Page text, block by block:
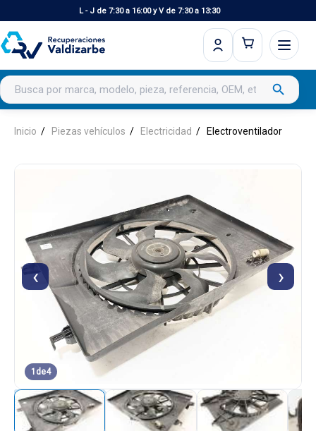
L - J de 7:30 a 16:00 y V de 7:30 a 13:30
Buscar productos search
Inicio Piezas vehículos Electricidad Electroventilador
‹ ›
1 de4